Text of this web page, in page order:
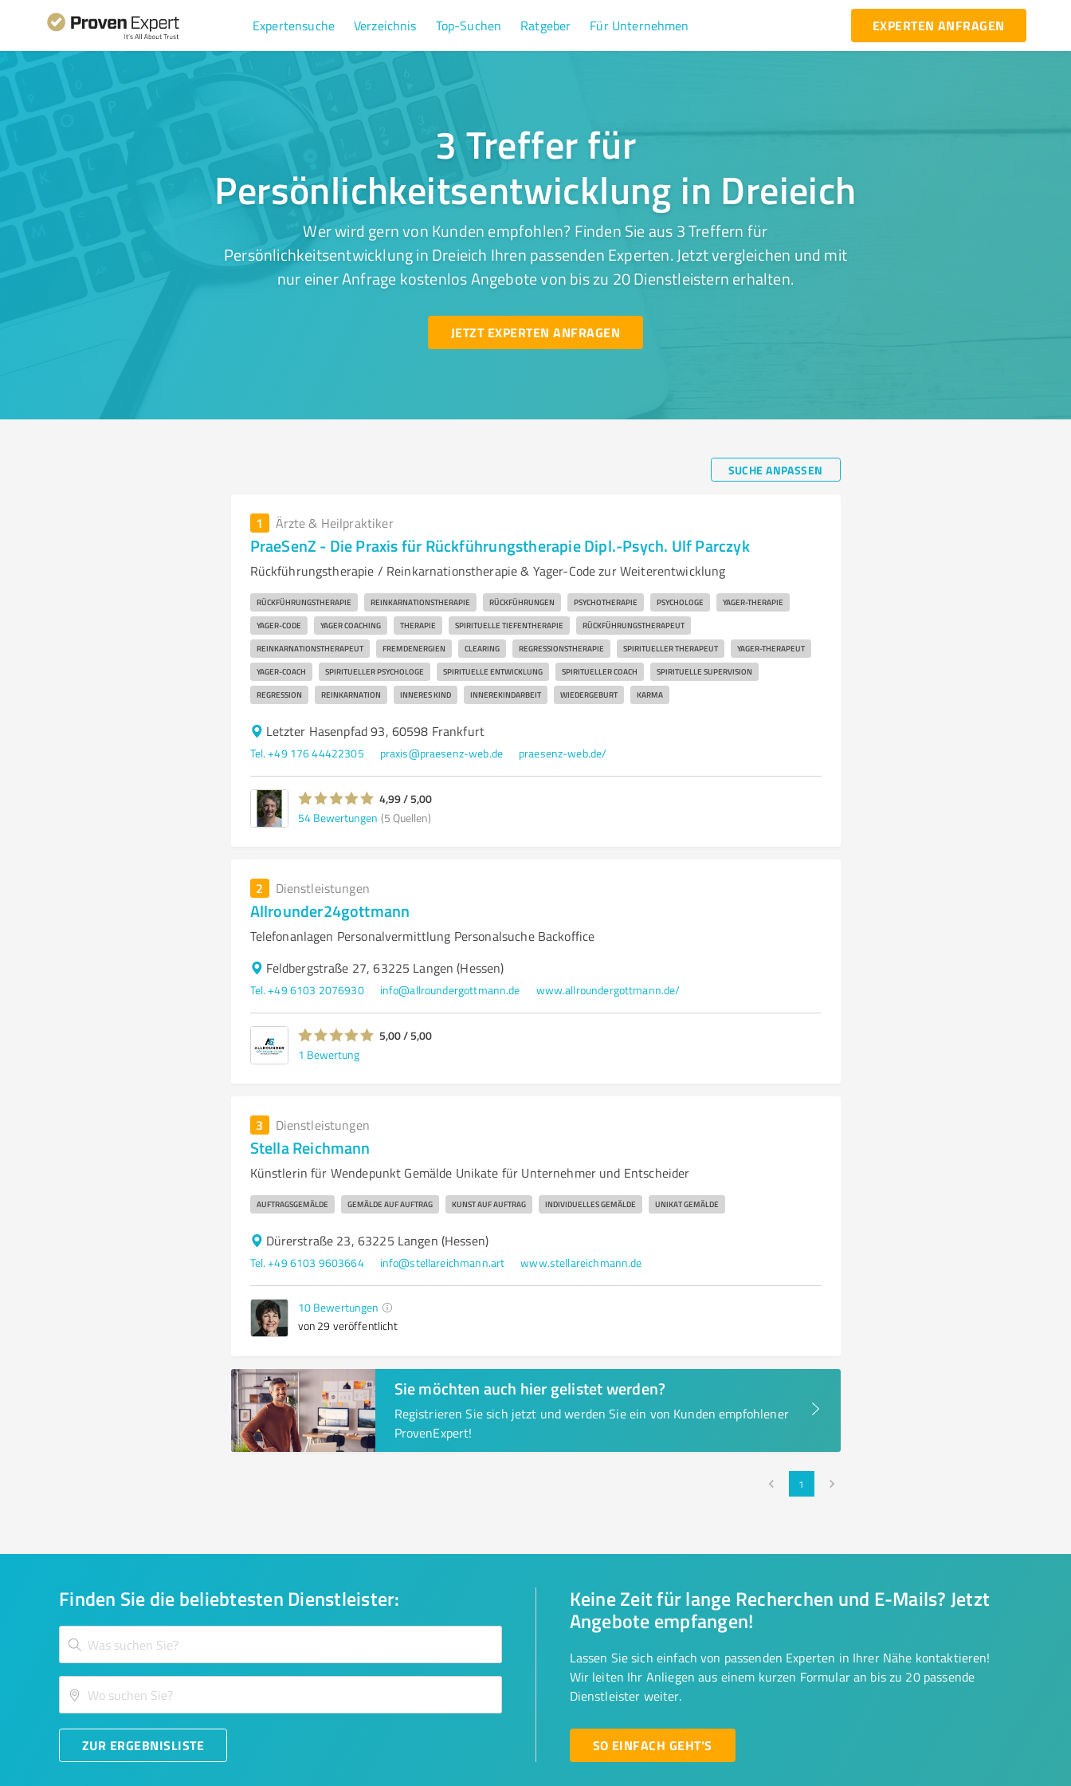
Expertensuche Verzeichnis Top-Suchen Ratgeber Für Unternehmen EXPERTEN ANFRAGEN
3 Treffer für
Persönlichkeitsentwicklung in Dreieich
Wer wird gern von Kunden empfohlen? Finden Sie aus 3 Treffern für
Persönlichkeitsentwicklung in Dreieich Ihren passenden Experten. Jetzt vergleichen und mit
nur einer Anfrage kostenlos Angebote von bis zu 20 Dienstleistern erhalten.
JETZT EXPERTEN ANFRAGEN
SUCHE ANPASSEN
1 Ärzte & Heilpraktiker
PraeSenZ - Die Praxis für Rückführungstherapie Dipl.-Psych. Ulf Parczyk
Rückführungstherapie / Reinkarnationstherapie & Yager-Code zur Weiterentwicklung
RÜCKFÜHRUNGSTHERAPIE REINKARNATIONSTHERAPIE RÜCKFÜHRUNGEN PSYCHOTHERAPIE PSYCHOLOGE YAGER-THERAPIE
YAGER-CODE YAGER COACHING THERAPIE SPIRITUELLE TIEFENTHERAPIE RÜCKFÜHRUNGSTHERAPEUT
REINKARNATIONSTHERAPEUT FREMDENERGIEN CLEARING REGRESSIONSTHERAPIE SPIRITUELLER THERAPEUT YAGER-THERAPEUT
YAGER-COACH SPIRITUELLER PSYCHOLOGE SPIRITUELLE ENTWICKLUNG SPIRITUELLER COACH SPIRITUELLE SUPERVISION
REGRESSION REINKARNATION INNERES KIND INNEREKINDARBEIT WIEDERGEBURT KARMA
Letzter Hasenpfad 93, 60598 Frankfurt
Tel. +49 176 44422305 praxis@praesenz-web.de praesenz-web.de/
4,99 / 5,00
54 Bewertungen (5 Quellen)
2 Dienstleistungen
Allrounder24gottmann
Telefonanlagen Personalvermittlung Personalsuche Backoffice
Feldbergstraße 27, 63225 Langen (Hessen)
Tel. +49 6103 2076930 info@allroundergottmann.de www.allroundergottmann.de/
5,00 / 5,00
1 Bewertung
3 Dienstleistungen
Stella Reichmann
Künstlerin für Wendepunkt Gemälde Unikate für Unternehmer und Entscheider
AUFTRAGSGEMÄLDE GEMÄLDE AUF AUFTRAG KUNST AUF AUFTRAG INDIVIDUELLES GEMÄLDE UNIKAT GEMÄLDE
Dürerstraße 23, 63225 Langen (Hessen)
Tel. +49 6103 9603664 info@stellareichmann.art www.stellareichmann.de
10 Bewertungen
von 29 veröffentlicht
Sie möchten auch hier gelistet werden?
Registrieren Sie sich jetzt und werden Sie ein von Kunden empfohlener
ProvenExpert!
1
Finden Sie die beliebtesten Dienstleister:
ZUR ERGEBNISLISTE
Keine Zeit für lange Recherchen und E-Mails? Jetzt
Angebote empfangen!
Lassen Sie sich einfach von passenden Experten in Ihrer Nähe kontaktieren!
Wir leiten Ihr Anliegen aus einem kurzen Formular an bis zu 20 passende
Dienstleister weiter.
SO EINFACH GEHT'S